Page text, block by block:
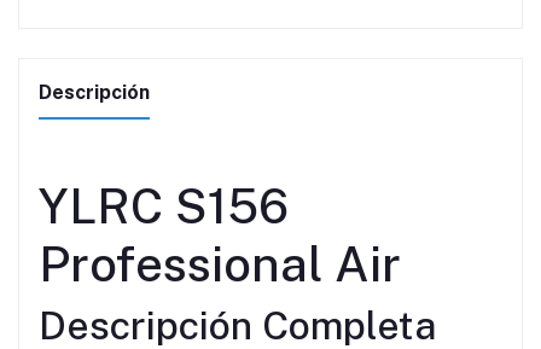
Descripción
YLRC S156
Professional Air
Descripción Completa